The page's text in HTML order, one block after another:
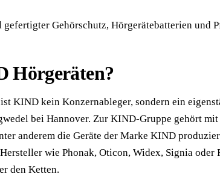
Gehörschutz, Hörgerätebatterien und
Hörgeräten?
KIND kein Konzernableger, sondern ein
bei Hannover. Zur KIND-Gruppe gehört
anderem die Geräte der Marke KIND
wie Phonak, Oticon, Widex, Signia oder
den Ketten.